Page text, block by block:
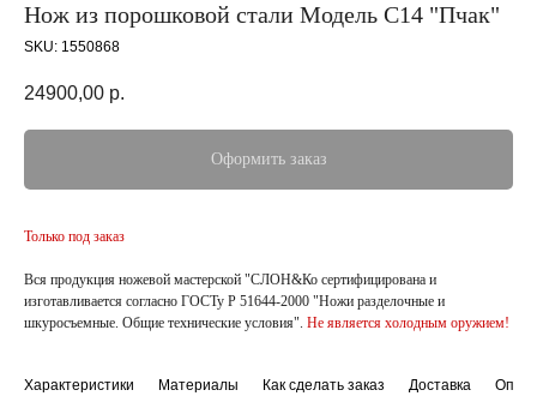
Нож из порошковой стали Модель С14 "Пчак"
SKU: 1550868
24900,00 р.
Оформить заказ
Только под заказ
Вся продукция ножевой мастерской "СЛОН&Ко сертифицирована и
изготавливается согласно ГОСТу Р 51644-2000 "Ножи разделочные и
шкуросъемные. Общие технические условия". Не является холодным оружием!
Характеристики Материалы Как сделать заказ Доставка